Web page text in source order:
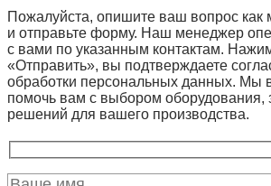
Пожалуйста, опишите ваш вопрос как
и отправьте форму. Наш менеджер
с вами по указанным контактам.
«Отправить», вы подтверждаете
обработки персональных данных. Мы
помочь вам с выбором оборудования,
решений для вашего производства.